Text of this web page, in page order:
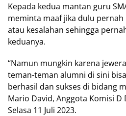
Kepada kedua mantan guru
meminta maaf jika dulu pernah
atau kesalahan sehingga
keduanya.
“Namun mungkin karena
teman-teman alumni di sini
berhasil dan sukses di bidang
Mario David, Anggota Komisi D
Selasa 11 Juli 2023.